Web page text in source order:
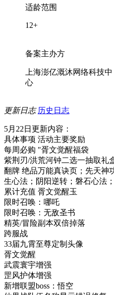
适龄范围
12+
备案主办方
上海澎亿溉沐网络科技中
心
更新日志 历史日志
5月22日更新内容：
具体事项 活动主要奖励
每周必购 "胥文觉醒福袋
紫荆刃/洪荒河钟二选一抽取礼
翻牌 绝品万能真诀页；先天神
生心法；阴阳逆转；磐石心法
累计充值 胥文觉醒玉
限时召唤：哪吒
限时召唤：无敌圣书
精英/冒险副本双倍掉落
跨服战
33届九霄至尊定制头像
胥文觉醒
武震寰宇增强
罡风护体增强
新增联盟boss：悟空